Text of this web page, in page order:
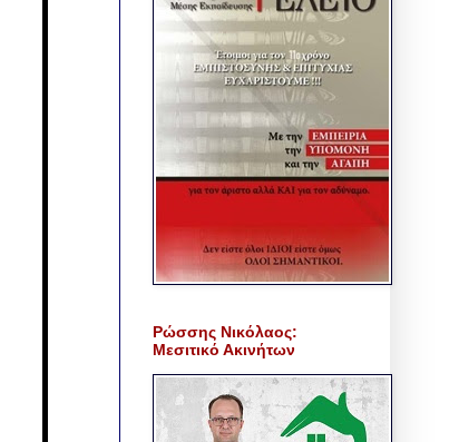
Ρώσσης Νικόλαος:
Μεσιτικό Ακινήτων